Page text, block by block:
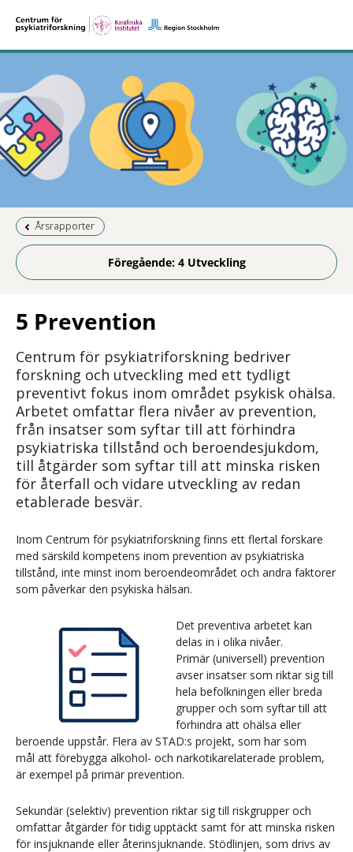
Föregående sida:
Årsrapporter
Föregående: 4 Utveckling
5 Prevention
Centrum för psykiatriforskning bedriver
forskning och utveckling med ett tydligt
preventivt fokus inom området psykisk ohälsa.
Arbetet omfattar flera nivåer av prevention,
från insatser som syftar till att förhindra
psykiatriska tillstånd och beroendesjukdom,
till åtgärder som syftar till att minska risken
för återfall och vidare utveckling av redan
etablerade besvär.
Inom Centrum för psykiatriforskning finns ett flertal forskare
med särskild kompetens inom prevention av psykiatriska
tillstånd, inte minst inom beroendeområdet och andra faktorer
som påverkar den psykiska hälsan.
Det preventiva arbetet kan
delas in i olika nivåer.
Primär (universell) prevention
avser insatser som riktar sig till
hela befolkningen eller breda
grupper och som syftar till att
förhindra att ohälsa eller
beroende uppstår. Flera av STAD:s projekt, som har som
mål att förebygga alkohol- och narkotikarelaterade problem,
är exempel på primär prevention.
Sekundär (selektiv) prevention riktar sig till riskgrupper och
omfattar åtgärder för tidig upptäckt samt för att minska risken
för insjuknande eller återinsjuknande. Stödlinjen, som drivs av